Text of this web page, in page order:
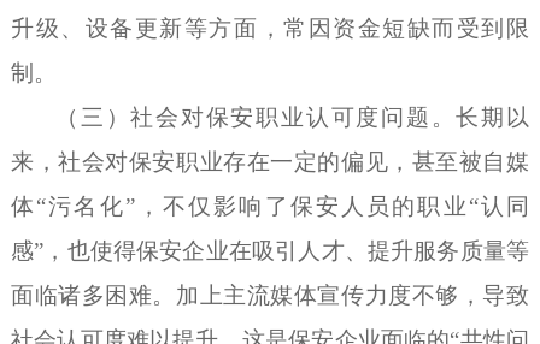
升级、设备更新等方面，常因资金短缺而受到限
制。
（三）社会对保安职业认可度问题。长期以
来，社会对保安职业存在一定的偏见，甚至被自媒
体“污名化”，不仅影响了保安人员的职业“认同
感”，也使得保安企业在吸引人才、提升服务质量等
面临诸多困难。加上主流媒体宣传力度不够，导致